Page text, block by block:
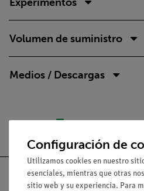
Volumen de suministro
Medios / Descargas
Configuración de
Utilizamos cookies en nuestro
esenciales, mientras que otras
sitio web y su experiencia. Para